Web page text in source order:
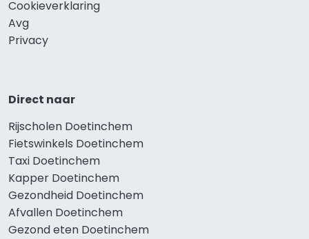
Cookieverklaring
Avg
Privacy
Direct naar
Rijscholen Doetinchem
Fietswinkels Doetinchem
Taxi Doetinchem
Kapper Doetinchem
Gezondheid Doetinchem
Afvallen Doetinchem
Gezond eten Doetinchem